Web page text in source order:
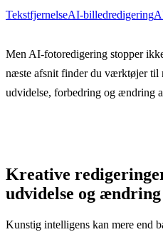
TekstfjernelseAI-billedredigering
Men AI-fotoredigering stopper
næste afsnit finder du værktøjer til
udvidelse, forbedring og ændring
Kreative
udvidelse og
Kunstig intelligens kan mere end